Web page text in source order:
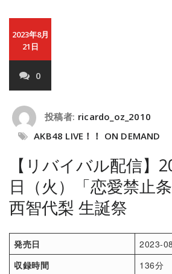
2023年8月
21日
0
投稿者: ricardo_oz_2010
AKB48 LIVE！！ ON DEMAND
【リバイバル配信】
日（火）「恋愛禁止
西智代梨 生誕祭
発売日
2023-
収録時間
136分